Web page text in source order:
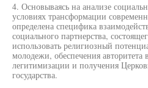
4. Основываясь на анализе
условиях трансформации
определена специфика
социального партнерства,
использовать религиозный
молодежи, обеспечения авторитета
легитимизации и получения
государства.